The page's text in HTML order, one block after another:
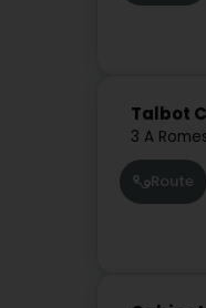
Talbot
3 A
Route